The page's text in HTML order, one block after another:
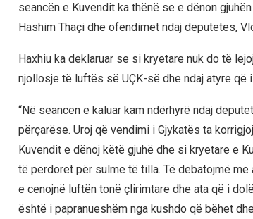
seancën e Kuvendit ka thënë se e dënon
Hashim Thaçi dhe ofendimet ndaj deputetes,
Haxhiu ka deklaruar se si kryetare nuk do të
njollosje të luftës së UÇK-së dhe ndaj atyre që
“Në seancën e kaluar kam ndërhyrë ndaj
përçarëse. Uroj që vendimi i Gjykatës ta
Kuvendit e dënoj këtë gjuhë dhe si kryetare e
të përdoret për sulme të tilla. Të debatojmë
e cenojnë luftën tonë çlirimtare dhe ata që i
është i papranueshëm nga kushdo që bëhet